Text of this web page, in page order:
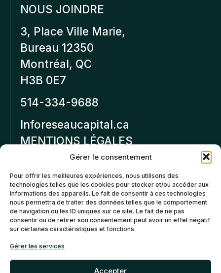
Gérer le consentement
Pour offrir les meilleures expériences, nous utilisons des
technologies telles que les cookies pour stocker et/ou accéder aux
informations des appareils. Le fait de consentir à ces technologies
nous permettra de traiter des données telles que le comportement
de navigation ou les ID uniques sur ce site. Le fait de ne pas
consentir ou de retirer son consentement peut avoir un effet négatif
sur certaines caractéristiques et fonctions.
Gérer les services
Accepter
NOUS JOINDRE
3, Place Ville Marie,
Bureau 12350
Montréal, QC
H3B 0E7
514-334-9688
Inforeseaucapital.ca
MENTIONS LÉGALES
Politique de
confidentialité
Politiques d’annulation et
de remboursement
Politique de cookies (CA)